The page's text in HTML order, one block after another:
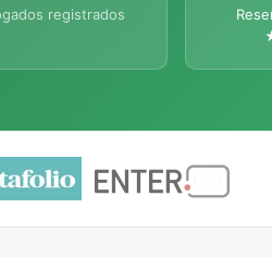
registrados